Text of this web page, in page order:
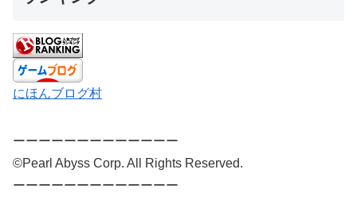
にほんブログ村
ーーーーーーーーーーーーー
©Pearl Abyss Corp. All Rights Reserved.
ーーーーーーーーーーーーー